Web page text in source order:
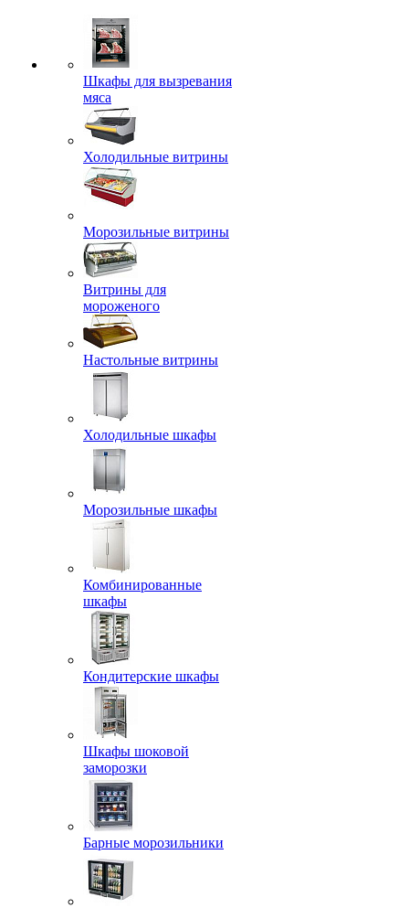
Шкафы для вызревания
мяса
Холодильные витрины
Морозильные витрины
Витрины для
мороженого
Настольные витрины
Холодильные шкафы
Морозильные шкафы
Комбинированные
шкафы
Кондитерские шкафы
Шкафы шоковой
заморозки
Барные морозильники